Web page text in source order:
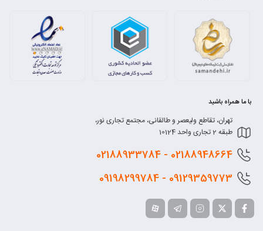
با ما همراه باشید
تهران، تقاطع ولیعصر و طالقانی، مجتمع تجاری نور،
طبقه 2 تجاری واحد 10124
02188948664 - 02188933784
09129359773 - 09198299784